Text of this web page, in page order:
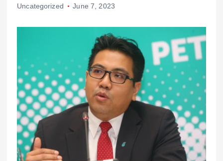
Uncategorized June 7, 2023